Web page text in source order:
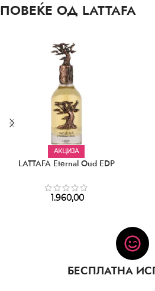
ПОВЕЌЕ ОД LATTAFA
АКЦИЈА
LATTAFA Eternal Oud EDP
1.960,00
БЕСПЛАТНА